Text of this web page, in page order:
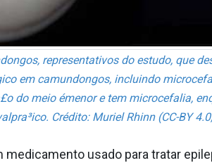
representativos do estudo, que
em camundongos, incluindo
do meio émenor e tem microcefalia,
Crédito: Muriel Rhinn (CC-BY
medicamento usado para tratar